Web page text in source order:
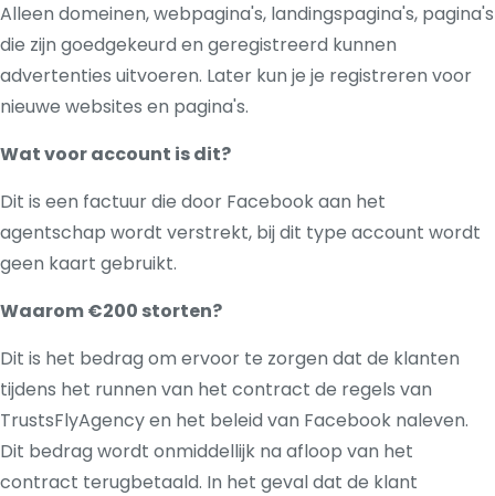
Alleen domeinen, webpagina's, landingspagina's, pagina's
die zijn goedgekeurd en geregistreerd kunnen
advertenties uitvoeren. Later kun je je registreren voor
nieuwe websites en pagina's.
Wat voor account is dit?
Dit is een factuur die door Facebook aan het
agentschap wordt verstrekt, bij dit type account wordt
geen kaart gebruikt.
Waarom €200 storten?
Dit is het bedrag om ervoor te zorgen dat de klanten
tijdens het runnen van het contract de regels van
TrustsFlyAgency en het beleid van Facebook naleven.
Dit bedrag wordt onmiddellijk na afloop van het
contract terugbetaald. In het geval dat de klant